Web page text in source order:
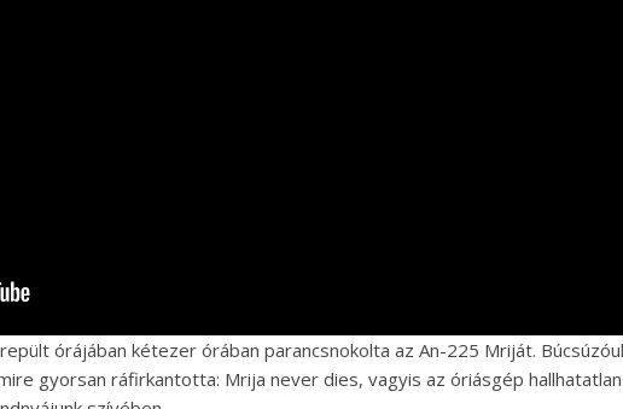
órájában kétezer órában parancsnokolta az An-225 Mriját. Búcsúzóul
gyorsan ráfirkantotta: Mrija never dies, vagyis az óriásgép hallhatatlan